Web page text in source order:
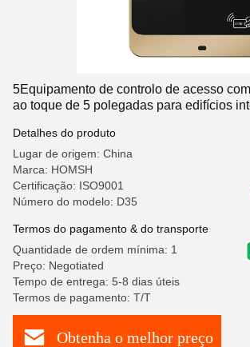
5Equipamento de controlo de acesso
ao toque de 5 polegadas para edifícios
Detalhes do produto
Lugar de origem: China
Marca: HOMSH
Certificação: ISO9001
Número do modelo: D35
Termos do pagamento & do transporte
Quantidade de ordem mínima: 1
Preço: Negotiated
Tempo de entrega: 5-8 dias úteis
Termos de pagamento: T/T
Obtenha o melhor preço